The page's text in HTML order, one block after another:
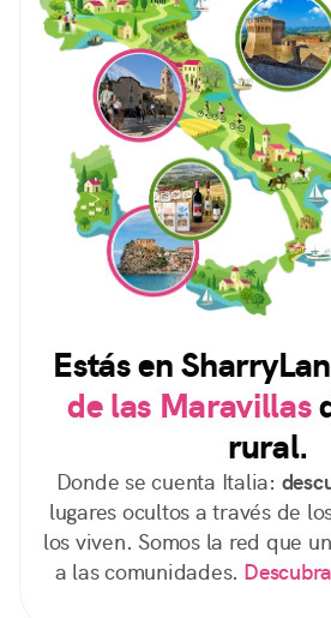
Estás en
de las Maravillas
rural.
Donde se cuenta Italia:
lugares ocultos a través de
los viven. Somos la red que
a las comunidades.